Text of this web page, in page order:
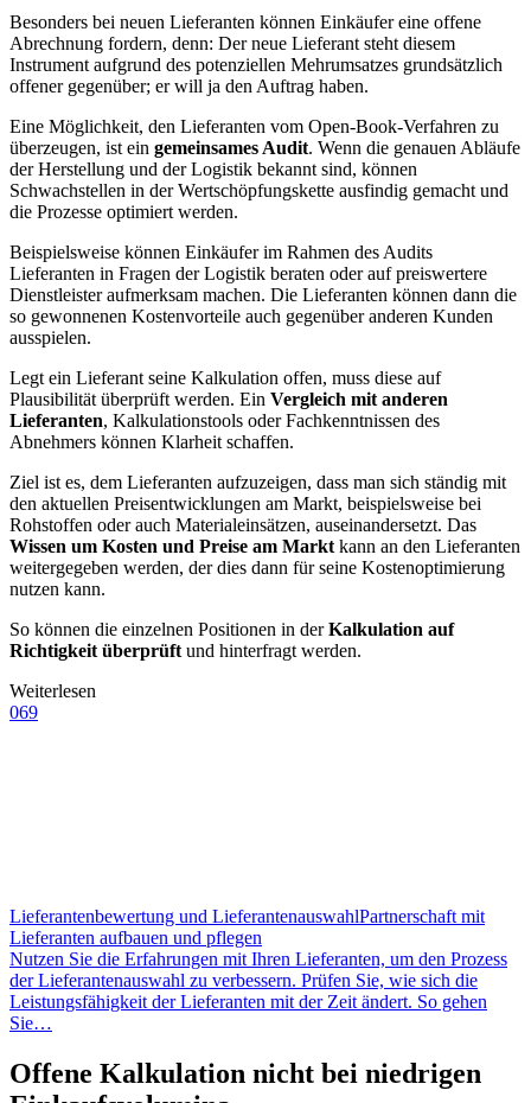
Besonders bei neuen Lieferanten können Einkäufer eine offene
Abrechnung fordern, denn: Der neue Lieferant steht diesem
Instrument aufgrund des potenziellen Mehrumsatzes grundsätzlich
offener gegenüber; er will ja den Auftrag haben.
Eine Möglichkeit, den Lieferanten vom Open-Book-Verfahren zu
überzeugen, ist ein gemeinsames Audit. Wenn die genauen Abläufe
der Herstellung und der Logistik bekannt sind, können
Schwachstellen in der Wertschöpfungskette ausfindig gemacht und
die Prozesse optimiert werden.
Beispielsweise können Einkäufer im Rahmen des Audits
Lieferanten in Fragen der Logistik beraten oder auf preiswertere
Dienstleister aufmerksam machen. Die Lieferanten können dann die
so gewonnenen Kostenvorteile auch gegenüber anderen Kunden
ausspielen.
Legt ein Lieferant seine Kalkulation offen, muss diese auf
Plausibilität überprüft werden. Ein Vergleich mit anderen
Lieferanten, Kalkulationstools oder Fachkenntnissen des
Abnehmers können Klarheit schaffen.
Ziel ist es, dem Lieferanten aufzuzeigen, dass man sich ständig mit
den aktuellen Preisentwicklungen am Markt, beispielsweise bei
Rohstoffen oder auch Materialeinsätzen, auseinandersetzt. Das
Wissen um Kosten und Preise am Markt kann an den Lieferanten
weitergegeben werden, der dies dann für seine Kostenoptimierung
nutzen kann.
So können die einzelnen Positionen in derKalkulation auf
Richtigkeit überprüft und hinterfragt werden.
Weiterlesen
069
Lieferantenbewertung und LieferantenauswahlPartnerschaft mit
Lieferanten aufbauen und pflegen
Nutzen Sie die Erfahrungen mit Ihren Lieferanten, um den Prozess
der Lieferantenauswahl zu verbessern. Prüfen Sie, wie sich die
Leistungsfähigkeit der Lieferanten mit der Zeit ändert. So gehen
Sie…
Offene Kalkulation nicht bei niedrigen